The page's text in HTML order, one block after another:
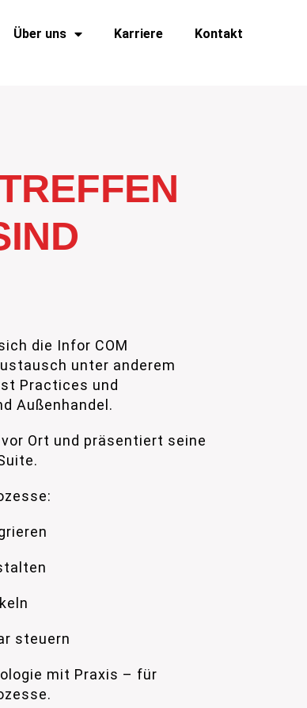
Über uns Karriere Kontakt
die Infor COM
unter anderem
Practices und
Außenhandel.
Ort und präsentiert seine
steuern
mit Praxis – für